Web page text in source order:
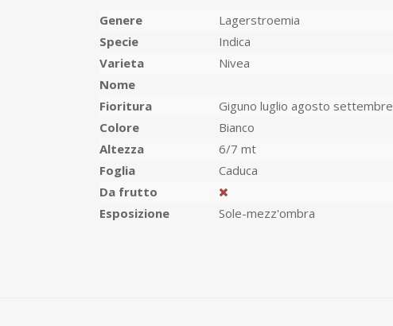
Genere
Lagerstroemia
Specie
Indica
Varieta
Nivea
Nome
Fioritura
Giguno luglio agosto settembre
Colore
Bianco
Altezza
6/7 mt
Foglia
Caduca
Da frutto
Esposizione
Sole-mezz'ombra